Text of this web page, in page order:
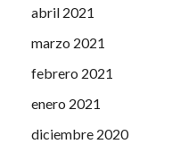
abril 2021
marzo 2021
febrero 2021
enero 2021
diciembre 2020